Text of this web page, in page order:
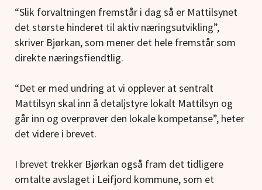
“Slik forvaltningen fremstår i dag så er Mattilsynet
det største hinderet til aktiv næringsutvikling”,
skriver Bjørkan, som mener det hele fremstår som
direkte næringsfiendtlig.
“Det er med undring at vi opplever at sentralt
Mattilsyn skal inn å detaljstyre lokalt Mattilsyn og
går inn og overprøver den lokale kompetanse”, heter
det videre i brevet.
I brevet trekker Bjørkan også fram det tidligere
omtalte avslaget i Leifjord kommune, som et